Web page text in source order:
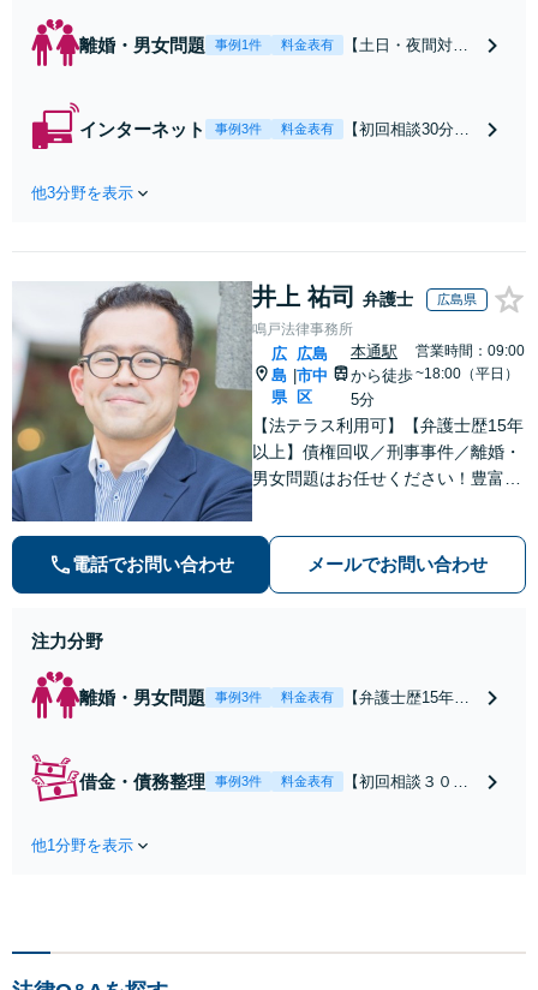
離婚・男女問題 事例1件 料金表有
【土日・夜間対応
れたら、サインす
負担を軽減「弁護
士の交渉で慰謝料
金額アップ／減額
交渉も対応可」
【完全個室対応】
インターネット 事例3件 料金表有
【初回相談30分無
報開示請求をおこ
お店の風評被害対
策／売り上げ低下
防止のために尽
力」加害者側の対
応可：開示請求の
意見照会が来たと
きの対処法、被害
者との示談交渉
他3分野を表示
井上 祐司 弁護士 広島県
鳴戸法律事務所
広
島
県
広島
市中
区
本通駅
から徒歩
5分
営業時間：09:00
~18:00（平日）
【法テラス利用可】【弁護士歴15年
以上】債権回収／刑事事件／離婚・
男女問題はお任せください！豊富な
【子連れ相談】【完全個室相談】
【休日・夜間対応可】【本通駅5
電話でお問い合わせ メールでお問い合わせ
注力分野
離婚・男女問題 事例3件 料金表有
【弁護士歴15年以
家や住宅ローンを
借金・債務整理 事例3件 料金表有
【初回相談３０分
任意整理・個人再
他1分野を表示